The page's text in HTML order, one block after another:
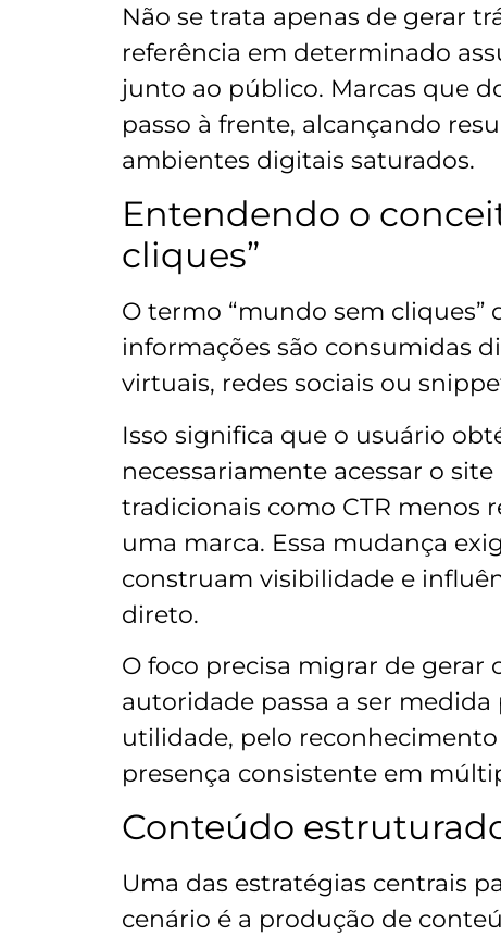
Não se trata apenas de gerar
referência em determinado
junto ao público. Marcas que
passo à frente, alcançando
ambientes digitais saturados.
Entendendo o
cliques”
O termo “mundo sem
informações são consumidas
virtuais, redes sociais ou
Isso significa que o usuário
necessariamente acessar o
tradicionais como CTR menos
uma marca. Essa mudança
construam visibilidade e
direto.
O foco precisa migrar de gerar
autoridade passa a ser
utilidade, pelo
presença consistente em
Conteúdo
Uma das estratégias centrais
cenário é a produção de